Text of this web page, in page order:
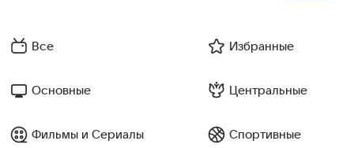
Все Избранные
Основные Центральные
Фильмы и Сериалы Спортивные